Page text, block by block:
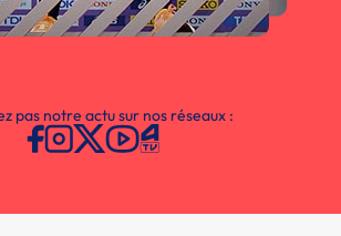
pas notre actu sur nos réseaux :